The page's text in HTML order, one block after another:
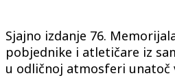
Sjajno izdanje 76.
pobjednike i atletičare iz
u odličnoj atmosferi unatoč